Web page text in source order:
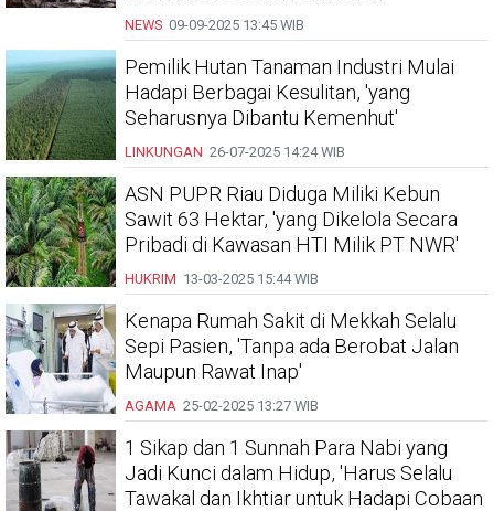
NEWS 09-09-2025 13:45 WIB
Pemilik Hutan Tanaman Industri Mulai
Hadapi Berbagai Kesulitan, 'yang
Seharusnya Dibantu Kemenhut'
LINKUNGAN 26-07-2025 14:24 WIB
ASN PUPR Riau Diduga Miliki Kebun
Sawit 63 Hektar, 'yang Dikelola Secara
Pribadi di Kawasan HTI Milik PT NWR'
HUKRIM 13-03-2025 15:44 WIB
Kenapa Rumah Sakit di Mekkah Selalu
Sepi Pasien, 'Tanpa ada Berobat Jalan
Maupun Rawat Inap'
AGAMA 25-02-2025 13:27 WIB
1 Sikap dan 1 Sunnah Para Nabi yang
Jadi Kunci dalam Hidup, 'Harus Selalu
Tawakal dan Ikhtiar untuk Hadapi Cobaan